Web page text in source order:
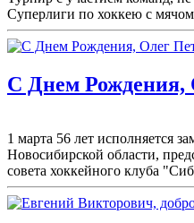
Суперлиги по хоккею с
С Днем Рождения,
1 марта 56 лет исполняется
Новосибирской области,
совета хоккейного клуба